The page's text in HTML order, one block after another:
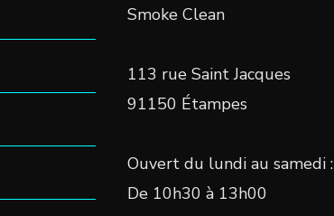
Smoke Clean
113 rue Saint Jacques
91150 Étampes
Ouvert du lundi au samedi :
De 10h30 à 13h00